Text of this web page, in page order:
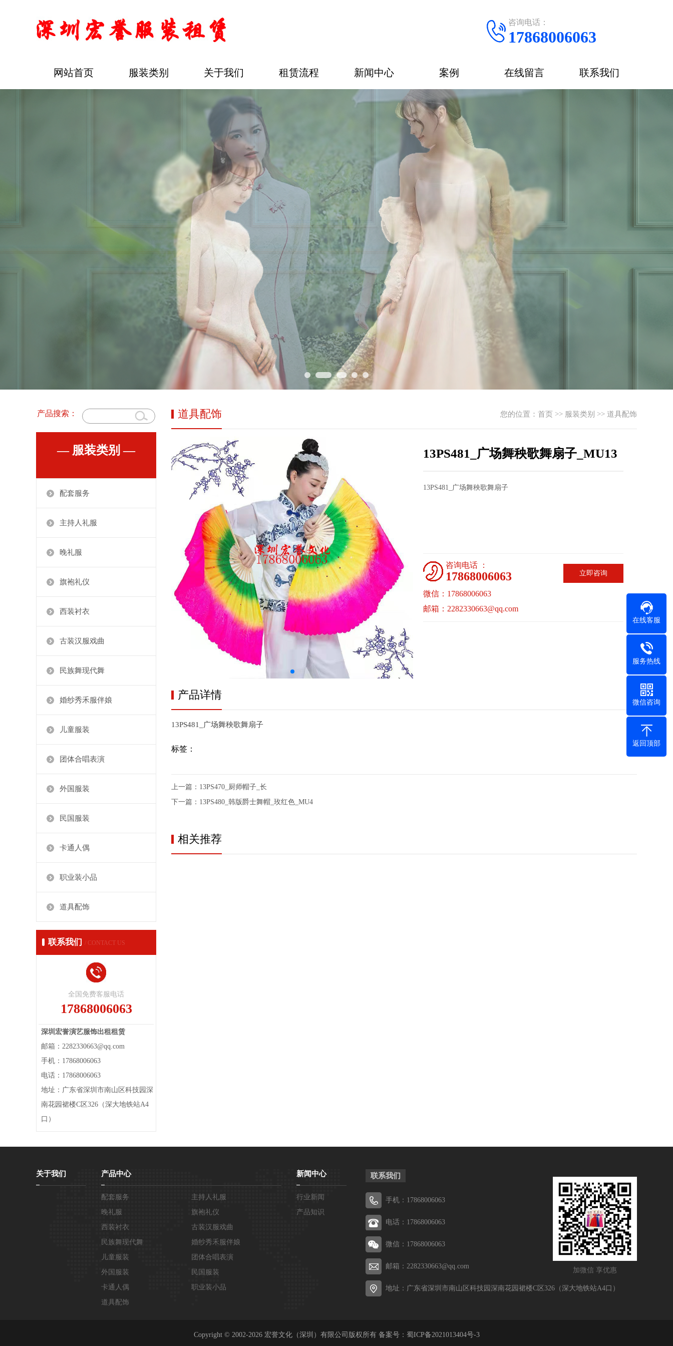
咨询电话：
17868006063
网站首页 服装类别 关于我们 租赁流程 新闻中心 案例 在线留言 联系我们
产品搜索：
— 服装类别 —
配套服务
主持人礼服
晚礼服
旗袍礼仪
西装衬衣
古装汉服戏曲
民族舞现代舞
婚纱秀禾服伴娘
儿童服装
团体合唱表演
外国服装
民国服装
卡通人偶
职业装小品
道具配饰
联系我们 / CONTACT US
全国免费客服电话
17868006063
深圳宏誉演艺服饰出租租赁
邮箱：2282330663@qq.com
手机：17868006063
电话：17868006063
地址：广东省深圳市南山区科技园深
南花园裙楼C区326（深大地铁站A4
口）
您的位置： 首页 >> 服装类别 >> 道具配饰
道具配饰
13PS481_广场舞秧歌舞扇子_MU13
13PS481_广场舞秧歌舞扇子
立即咨询
咨询电话 ：
17868006063
微信：17868006063
邮箱：2282330663@qq.com
产品详情
13PS481_广场舞秧歌舞扇子
标签：
上一篇： ​13PS470_厨师帽子_长
下一篇： 13PS480_韩版爵士舞帽_玫红色_MU4
相关推荐
关于我们 产品中心
配套服务
主持人礼服
晚礼服
旗袍礼仪
西装衬衣
古装汉服戏曲
民族舞现代舞
婚纱秀禾服伴娘
儿童服装
团体合唱表演
外国服装
民国服装
卡通人偶
职业装小品
道具配饰
新闻中心
行业新闻
产品知识
加微信 享优惠
联系我们
手机：17868006063
电话：17868006063
微信：17868006063
邮箱：2282330663@qq.com
地址：广东省深圳市南山区科技园深南花园裙楼C区326（深大地铁站A4口）
Copyright © 2002-2026 宏誉文化（深圳）有限公司版权所有 备案号： 蜀ICP备2021013404号-3
在线客服
服务热线
微信咨询
返回顶部